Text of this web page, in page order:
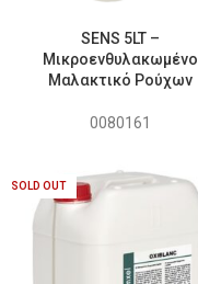
SENS 5LT –
Μικροενθυλακωμένο
Μαλακτικό Ρούχων
0080161
SOLD OUT